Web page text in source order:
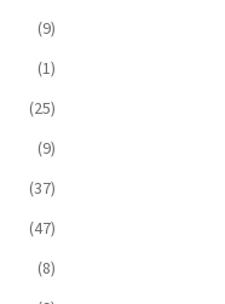
(9)
(1)
(25)
(9)
(37)
(47)
(8)